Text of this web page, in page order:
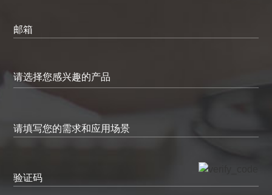
邮箱
请填写您的需求和应用场景
验证码